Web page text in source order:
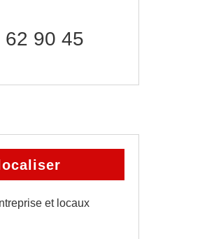
62 90 45
et locaux